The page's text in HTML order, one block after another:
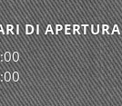
DI APERTURA